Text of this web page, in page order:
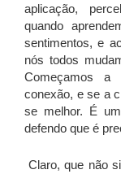
aplicação,
quando
sentimentos, e
nós todos
Começamos
conexão, e se a
se melhor. É
defendo que é
Claro, que não